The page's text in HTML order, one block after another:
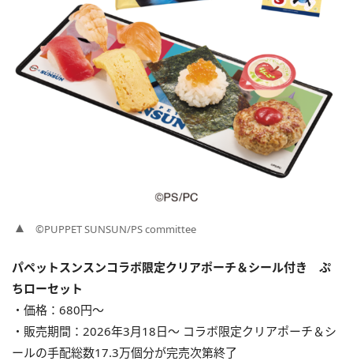
©PUPPET SUNSUN/PS committee
パペットスンスンコラボ限定クリアポーチ＆シール付き ぷ
ちローセット
・価格：680円〜
・販売期間：2026年3月18日〜 コラボ限定クリアポーチ＆シ
ールの手配総数17.3万個分が完売次第終了